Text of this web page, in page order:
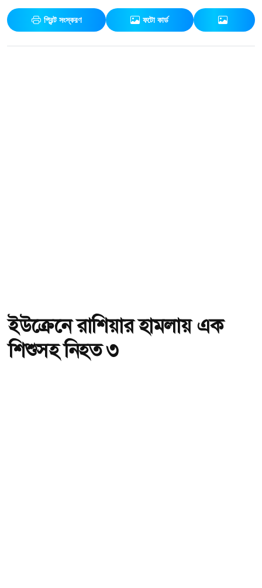
প্রিন্ট সংস্করণ ফটো কার্ড
ইউক্রেনে রাশিয়ার হামলায় এক
শিশুসহ নিহত ৩